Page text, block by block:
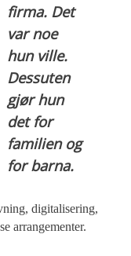
firma. Det
var noe
hun ville.
Dessuten
gjør hun
det for
familien og
for barna.
digitalisering,
arrangementer.